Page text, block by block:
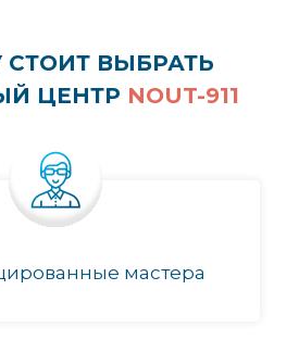
ВЫБРАТЬ
ЦЕНТР NOUT-911
мастера